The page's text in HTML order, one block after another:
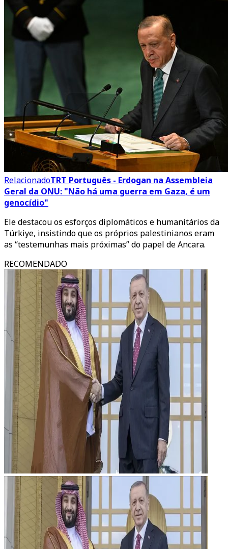
RelacionadoTRT Português - Erdogan na Assembleia
Geral da ONU: "Não há uma guerra em Gaza, é um
genocídio"
Ele destacou os esforços diplomáticos e humanitários da
Türkiye, insistindo que os próprios palestinianos eram
as “testemunhas mais próximas” do papel de Ancara.
RECOMENDADO